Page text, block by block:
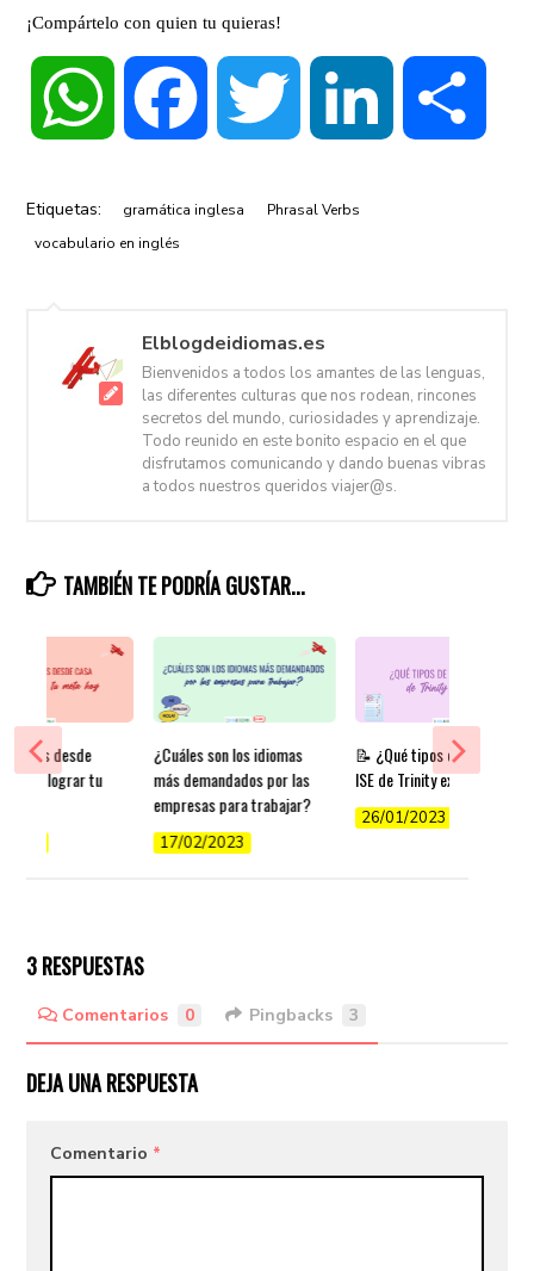
¡Compártelo con quien tu quieras!
WhatsApp Facebook Twitter LinkedIn
Etiquetas: gramática inglesa
Phrasal Verbs
vocabulario en inglés
Elblogdeidiomas.es
Bienvenidos a todos los amantes de las lenguas,
las diferentes culturas que nos rodean, rincones
secretos del mundo, curiosidades y aprendizaje.
Todo reunido en este bonito espacio en el que
disfrutamos comunicando y dando buenas vibras
a todos nuestros queridos viajer@s.
TAMBIÉN TE PODRÍA GUSTAR...
¿Cuáles son los idiomas
más demandados por las
empresas para trabajar?
17/02/2023
📝 ¿Qué tipos de exámenes
ISE de Trinity existen?
26/01/2023
inglés desde
para lograr tu
3 RESPUESTAS
Comentarios 0 Pingbacks 3
DEJA UNA RESPUESTA
Comentario *